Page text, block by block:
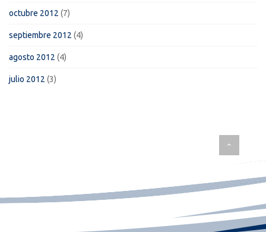
octubre 2012 (7)
septiembre 2012 (4)
agosto 2012 (4)
julio 2012 (3)